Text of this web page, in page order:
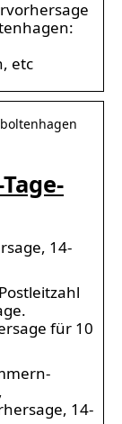
etc
14-
für 10
14-